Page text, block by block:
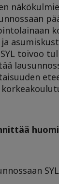
toivoo